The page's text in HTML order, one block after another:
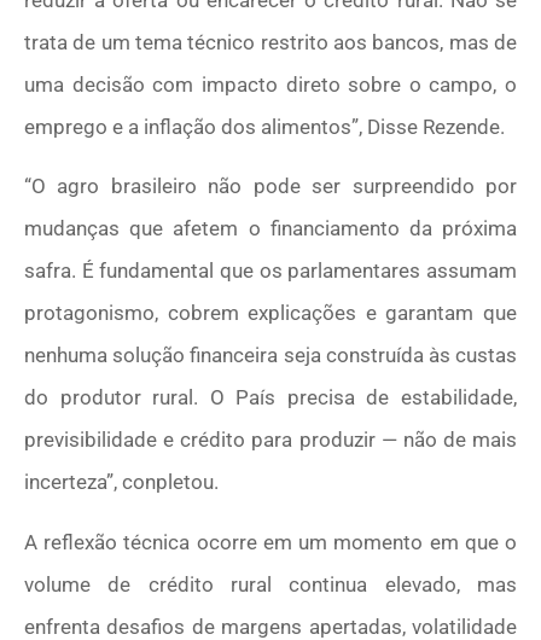
trata de um tema técnico restrito aos bancos, mas de
uma decisão com impacto direto sobre o campo, o
emprego e a inflação dos alimentos”, Disse Rezende.
“O agro brasileiro não pode ser surpreendido por
mudanças que afetem o financiamento da próxima
safra. É fundamental que os parlamentares assumam
protagonismo, cobrem explicações e garantam que
nenhuma solução financeira seja construída às custas
do produtor rural. O País precisa de estabilidade,
previsibilidade e crédito para produzir — não de mais
incerteza”, conpletou.
A reflexão técnica ocorre em um momento em que o
volume de crédito rural continua elevado, mas
enfrenta desafios de margens apertadas, volatilidade